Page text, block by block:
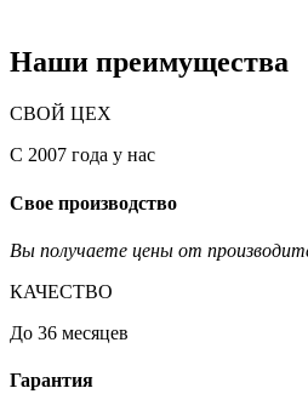
Наши преимущества
СВОЙ ЦЕХ
С 2007 года у нас
Свое производство
Вы получаете цены от
КАЧЕСТВО
До 36 месяцев
Гарантия